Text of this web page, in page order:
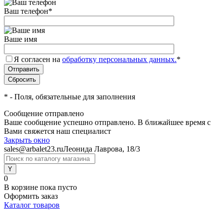
Ваш телефон*
Ваше имя
Я согласен на обработку персональных данных.*
* - Поля, обязательные для заполнения
Сообщение отправлено
Ваше сообщение успешно отправлено. В ближайшее время с
Вами свяжется наш специалист
Закрыть окно
sales@arbalet23.ruЛеонида Лаврова, 18/3
0
В корзине пока пусто
Оформить заказ
Каталог товаров